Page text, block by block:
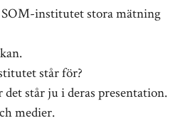
institutet stora mätning
står för?
det står ju i deras presentation.
medier.